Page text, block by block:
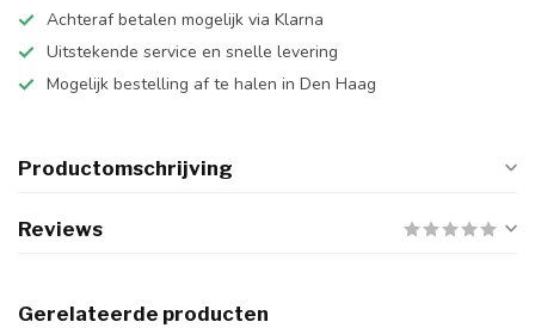
Achteraf betalen mogelijk via Klarna
Uitstekende service en snelle levering
Mogelijk bestelling af te halen in Den Haag
Productomschrijving
Reviews
Gerelateerde producten